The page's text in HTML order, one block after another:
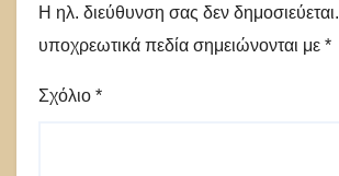
Η ηλ. διεύθυνση σας δεν δημοσιεύεται.
υποχρεωτικά πεδία σημειώνονται με *
Σχόλιο *